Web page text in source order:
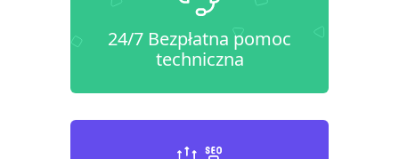
24/7 Bezpłatna pomoc
techniczna